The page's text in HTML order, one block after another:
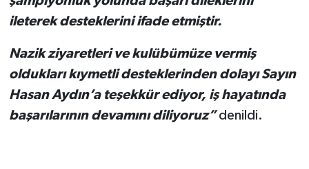
ileterek desteklerini ifade etmiştir.
Nazik ziyaretleri ve kulübümüze vermiş
oldukları kıymetli desteklerinden dolayı Sayın
Hasan Aydın’a teşekkür ediyor, iş hayatında
başarılarının devamını diliyoruz”denildi.